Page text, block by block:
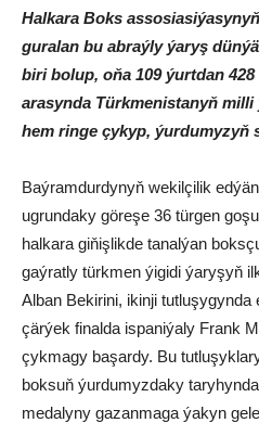
Halkara Boks
guralan bu abraýly ýaryş
biri bolup, oňa 109 ýurtdan
arasynda Türkmenistanyň
hem ringe çykyp, ýurdumyzyň
Baýramdurdynyň wekilçilik
ugrundaky göreşe 36 türgen
halkara giňişlikde tanalýan
gaýratly türkmen ýigidi ýaryşyň
Alban Bekirini, ikinji
çärýek finalda ispaniýaly Frank
çykmagy başardy. Bu
boksuň ýurdumyzdaky
medalyny gazanmaga ýakyn